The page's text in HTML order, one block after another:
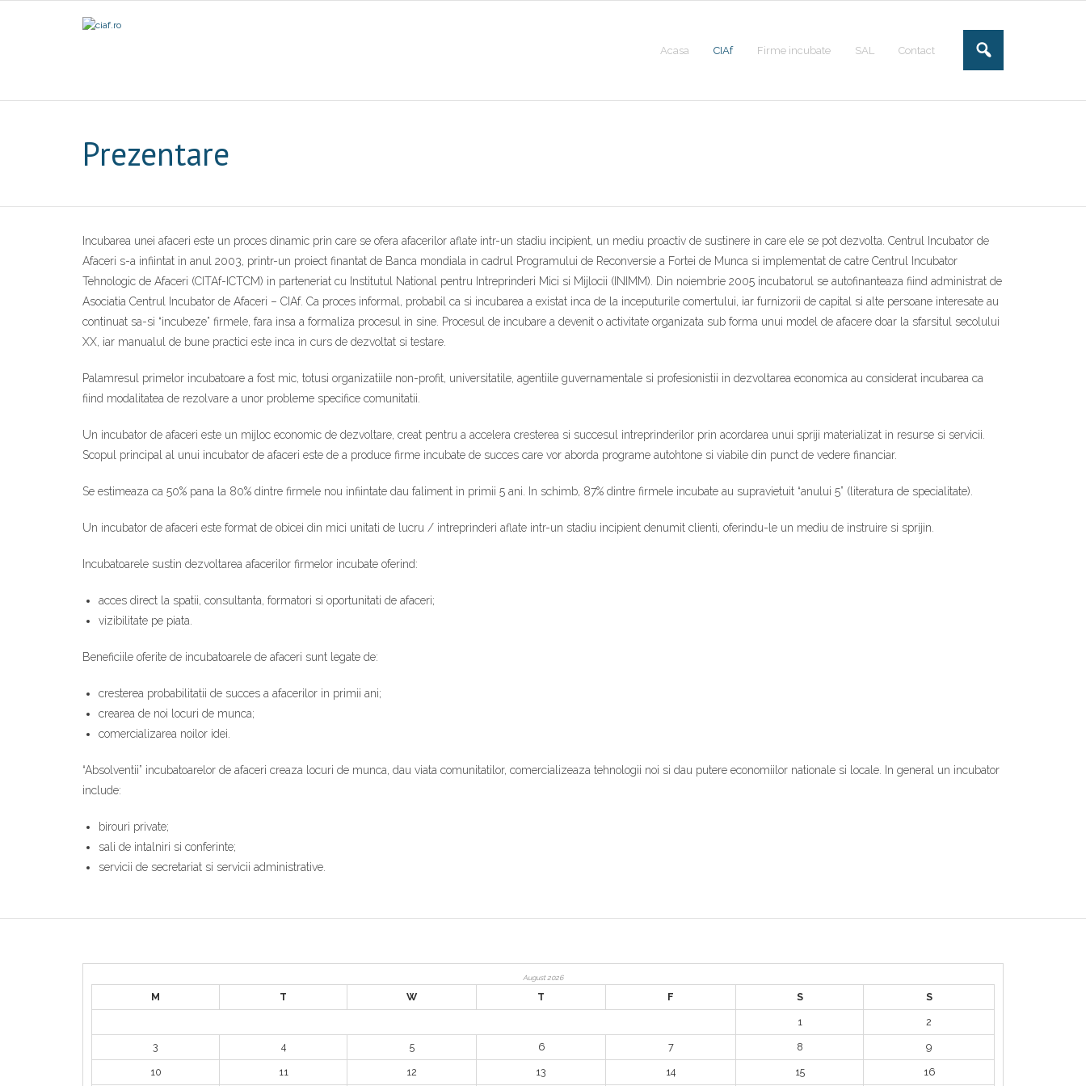
Acasa CIAf Firme incubate SAL Contact
Prezentare
Incubarea unei afaceri este un proces dinamic prin care se ofera afacerilor aflate intr-un stadiu incipient, un mediu proactiv de sustinere in care ele se pot dezvolta. Centrul Incubator de
Afaceri s-a infiintat in anul 2003, printr-un proiect finantat de Banca mondiala in cadrul Programului de Reconversie a Fortei de Munca si implementat de catre Centrul Incubator
Tehnologic de Afaceri (CITAf-ICTCM) in parteneriat cu Institutul National pentru Intreprinderi Mici si Mijlocii (INIMM). Din noiembrie 2005 incubatorul se autofinanteaza fiind administrat de
Asociatia Centrul Incubator de Afaceri – CIAf. Ca proces informal, probabil ca si incubarea a existat inca de la inceputurile comertului, iar furnizorii de capital si alte persoane interesate au
continuat sa-si “incubeze” firmele, fara insa a formaliza procesul in sine. Procesul de incubare a devenit o activitate organizata sub forma unui model de afacere doar la sfarsitul secolului
XX, iar manualul de bune practici este inca in curs de dezvoltat si testare.
Palamresul primelor incubatoare a fost mic, totusi organizatiile non-profit, universitatile, agentiile guvernamentale si profesionistii in dezvoltarea economica au considerat incubarea ca
fiind modalitatea de rezolvare a unor probleme specifice comunitatii.
Un incubator de afaceri este un mijloc economic de dezvoltare, creat pentru a accelera cresterea si succesul intreprinderilor prin acordarea unui spriji materializat in resurse si servicii.
Scopul principal al unui incubator de afaceri este de a produce firme incubate de succes care vor aborda programe autohtone si viabile din punct de vedere financiar.
Se estimeaza ca 50% pana la 80% dintre firmele nou infiintate dau faliment in primii 5 ani. In schimb, 87% dintre firmele incubate au supravietuit “anului 5” (literatura de specialitate).
Un incubator de afaceri este format de obicei din mici unitati de lucru / intreprinderi aflate intr-un stadiu incipient denumit clienti, oferindu-le un mediu de instruire si sprijin.
Incubatoarele sustin dezvoltarea afacerilor firmelor incubate oferind:
acces direct la spatii, consultanta, formatori si oportunitati de afaceri;
vizibilitate pe piata.
Beneficiile oferite de incubatoarele de afaceri sunt legate de:
cresterea probabilitatii de succes a afacerilor in primii ani;
crearea de noi locuri de munca;
comercializarea noilor idei.
“Absolventii” incubatoarelor de afaceri creaza locuri de munca, dau viata comunitatilor, comercializeaza tehnologii noi si dau putere economiilor nationale si locale. In general un incubator
include:
birouri private;
sali de intalniri si conferinte;
servicii de secretariat si servicii administrative.
August 2026
M T W T F S S
1 2
3 4 5 6 7 8 9
10 11 12 13 14 15 16